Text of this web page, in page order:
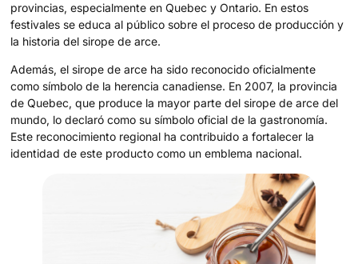
provincias, especialmente en Quebec y Ontario. En estos
festivales se educa al público sobre el proceso de producción y
la historia del sirope de arce.
Además, el sirope de arce ha sido reconocido oficialmente
como símbolo de la herencia canadiense. En 2007, la provincia
de Quebec, que produce la mayor parte del sirope de arce del
mundo, lo declaró como su símbolo oficial de la gastronomía.
Este reconocimiento regional ha contribuido a fortalecer la
identidad de este producto como un emblema nacional.